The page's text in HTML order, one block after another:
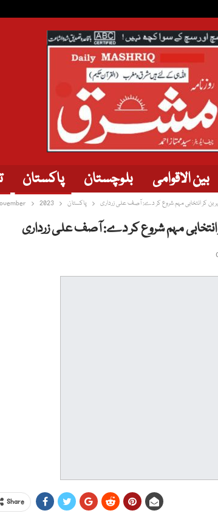
پاکستان بلوچستان بین الاقوامی
2023 پاکستان بن کر انتخابی مہم شروع کر دے: آصف علی زرداری
کر انتخابی مہم شروع کر دے: آصف علی زرداری
Share